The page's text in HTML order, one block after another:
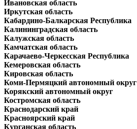
Ивановская область
Иркутская область
Кабардино-Балкарская Республика
Калининградская область
Калужская область
Камчатская область
Карачаево-Черкесская Республика
Кемеровская область
Кировская область
Коми-Пермяцкий автономный округ
Корякский автономный округ
Костромская область
Краснодарский край
Красноярский край
Курганская область